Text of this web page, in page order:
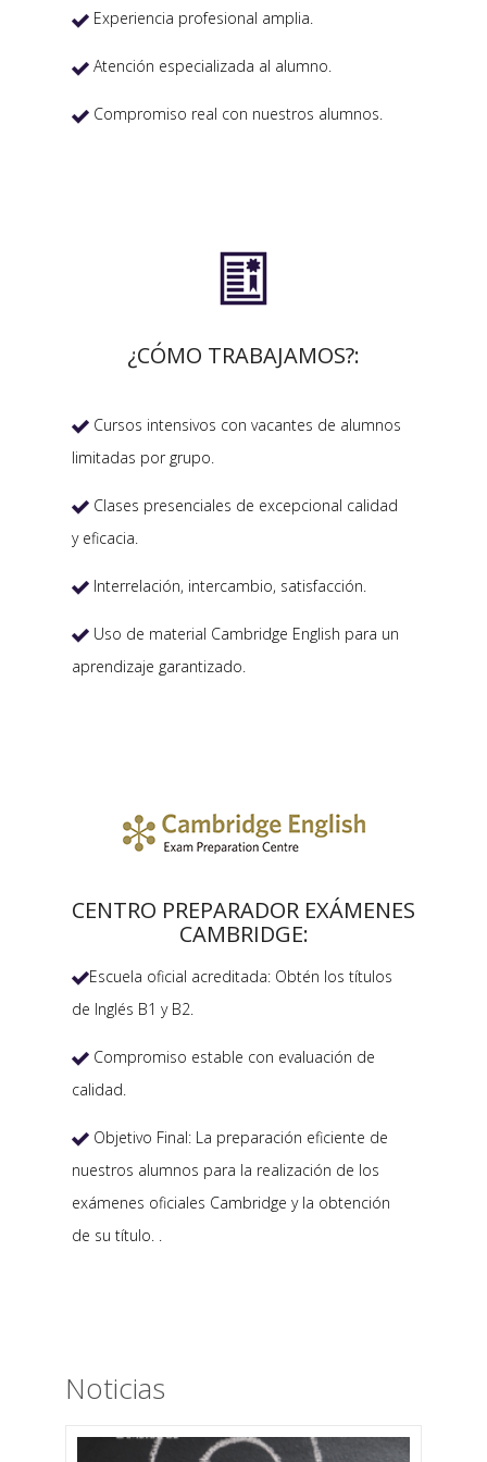
 Experiencia profesional amplia.
 Atención especializada al alumno.
 Compromiso real con nuestros alumnos.

¿CÓMO TRABAJAMOS?:
 Cursos intensivos con vacantes de alumnos
limitadas por grupo.
 Clases presenciales de excepcional calidad
y eficacia.
 Interrelación, intercambio, satisfacción.
 Uso de material Cambridge English para un
aprendizaje garantizado.
CENTRO PREPARADOR EXÁMENES
CAMBRIDGE:
Escuela oficial acreditada: Obtén los títulos
de Inglés B1 y B2.
 Compromiso estable con evaluación de
calidad.
 Objetivo Final: La preparación eficiente de
nuestros alumnos para la realización de los
exámenes oficiales Cambridge y la obtención
de su título. .
Noticias